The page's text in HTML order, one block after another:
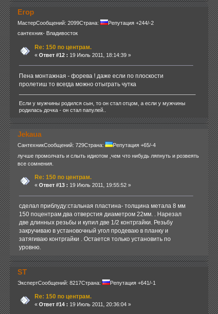
Егор
МастерСообщений: 2099Страна:
Репутация +244/-2
сантехник- Владивосток
Re: 150 по центрам.
« Ответ #12 : 19 Июль 2011, 18:14:39 »
Пена монтажная - форева ! даже если по плоскости
пролетиш то всегда можно отыграть чутка
Если у мужчины родился сын, то он стал отцом, а если у мужчины
родилась дочка - он стал папулей..
Jekaua
СантехникСообщений: 729Страна:
Репутация +65/-4
лучше промолчать и слыть идиотом ,чем что нибудь ляпнуть и розвеять
все сомнения.
Re: 150 по центрам.
« Ответ #13 : 19 Июль 2011, 19:55:52 »
сделал приблуду:стальная пластина- толщина метала 8 мм
150 поцентрам два отверстия диаметром 22мм. . Нарезал
две длинных резьбы и купил две 1/2 контргайки. Резьбу
закручиваю в установочный угол продеваю в планку и
затягиваю контргайки . Остается только установить по
уровню.
ST
ЭкспертСообщений: 8217Страна: Репутация +641/-1
Re: 150 по центрам.
« Ответ #14 : 19 Июль 2011, 20:36:04 »